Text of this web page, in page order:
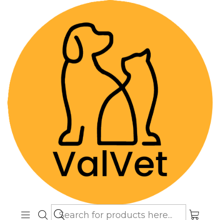
Despacho GRATIS por compras sobre
$89.990(Válido desde Coquimbo hasta Los
Lagos)
Home Farmacia Veterinaria
Antiparasitarios
Drontal Puppy - Solución Oral